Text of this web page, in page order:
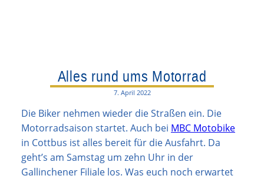
Alles rund ums Motorrad
7. April 2022
Die Biker nehmen wieder die Straßen ein. Die
Motorradsaison startet. Auch bei MBC Motobike
in Cottbus ist alles bereit für die Ausfahrt. Da
geht’s am Samstag um zehn Uhr in der
Gallinchener Filiale los. Was euch noch erwartet